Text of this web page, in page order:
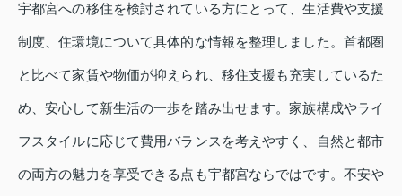
宇都宮への移住を検討されている方にとって、生活費や支援
制度、住環境について具体的な情報を整理しました。首都圏
と比べて家賃や物価が抑えられ、移住支援も充実しているた
め、安心して新生活の一歩を踏み出せます。家族構成やライ
フスタイルに応じて費用バランスを考えやすく、自然と都市
の両方の魅力を享受できる点も宇都宮ならではです。不安や